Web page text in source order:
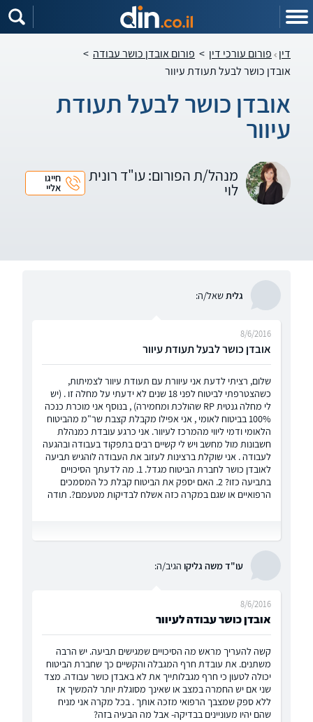
דין פורום עורכי דין > פורום אובדן כושר עבודה >
אובדן כושר לבעל תעודת עיוור
אובדן כושר לבעל תעודת
עיוור
מנהל/ת הפורום: עו"ד רונית
לוי
חייגו
אליי
גלית שאל/ה:
אובדן כושר לבעל תעודת עיוור
8/6/2016
שלום, רציתי לדעת אני עיוורת עם תעודת עיוור לצמיתות,
כשהצטרפתי לביטוח לפני 18 שנים לא ידעתי על מחלה זו . (יש
לי מחלה גנטית RP שהולכת ומחמירה) , בנוסף אני מוכרת כנכה
100% בביטוח לאומי , אני אפילו מקבלת קצבת שר"מ מהביטוח
הלאומי ודמי ליווי מהמרכז לעיוור. אני כרגע עובדת כמנהלת
חשבונות מול מחשב ויש לי קשיים רבים בתפקוד בעבודה ובהגעה
לעבודה . אני שוקלת ברצינות לעזוב את העבודה לוהגיש תביעה
לאובדן כושר לחברת הביטוח מגדל. 1. מה לדעתך הסיכויים
בתביעה כזו? 2. האם יספק את הביטוח קבלת כל המסמכים
הרפואיים או שגם במקרה כזה אשלח לבדיקות מטעמם?. תודה
עו"ד משה גליקו הגיב/ה:
אובדן כושר עבודה לעיוור
8/6/2016
קשה להעריך מראש מה הסיכויים שמגישים תביעה. יש הרבה
משתנים. את עובדת חרף המגבלה והקשיים כך שחברת הביטוח
יכולה לטעון כי חרף מגבלותייך את לא באבדן כושר עבודה. מצד
שני אם יש החמרה במצב או שאינך מסוגלת יותר להמשיך אז
ללא ספק שמצבך הרפואי מזכה אותך . בכל מקרה אני מניח
שהם יהיו מעוניינים בבדיקה- אבל מה הבעיה בזה?